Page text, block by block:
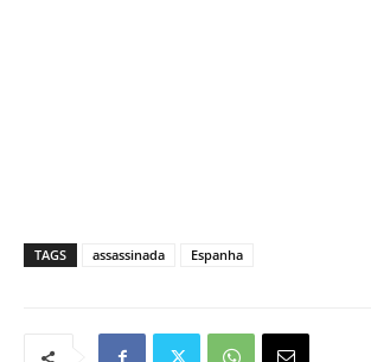
TAGS assassinada Espanha